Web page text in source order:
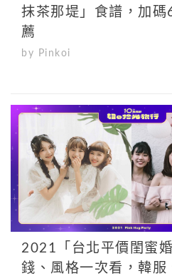
抹茶那堤」食譜，加碼
薦
by Pinkoi
2021「台北平價閨蜜
錢、風格一次看，韓服